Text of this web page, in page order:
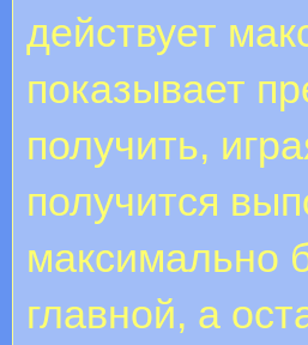
действует
показывает
получить,
получится
максимально
главной, а